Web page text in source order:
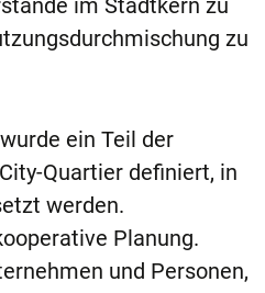
im Stadtkern zu
zu
ein Teil der
Quartier definiert, in
werden.
Planung.
und Personen,